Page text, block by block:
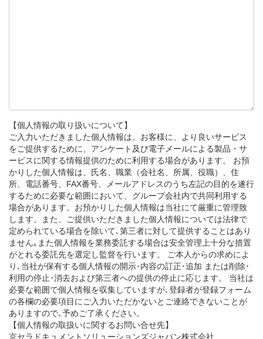
【個人情報の取り扱いについて】
ご入力いただきました個人情報は、お客様に、より良いサービス
をご提供するために、アンケート及び電子メールによる製品・サ
ービスに関する情報提供のために利用する場合があります。 お預
かりした個人情報は、氏名、職業（会社名、所属、役職）、住
所、電話番号、FAX番号、メールアドレスのうち左記の目的を遂行
するために必要な範囲において、グループ会社内で共同利用する
場合があります。お預かりした個人情報は当社にて厳重に管理致
します。また、ご提供いただきました個人情報については法律で
定められている場合を除いて､第三者に対して提供することはあり
ません｡また個人情報を業務委託する場合は安全管理上十分な措置
がとれる委託先を選定し監督を行います。 ご本人からの求めによ
り､当社が保有する個人情報の開示･内容の訂正･追加 または削除･
利用の停止･消去および第三者への提供の停止に応じます。 当社は
必要な範囲で個人情報を収集していますが､登録者が登録フォーム
の各欄の必要項目にご入力いただかないとご連絡できないことが
ありますので､予めご了承ください。
【個人情報の取扱いに関するお問い合せ先】
京セラドキュメントソリューションズジャパン株式会社